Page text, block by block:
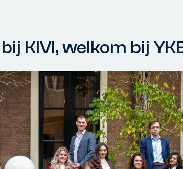
KIVI, welkom bij